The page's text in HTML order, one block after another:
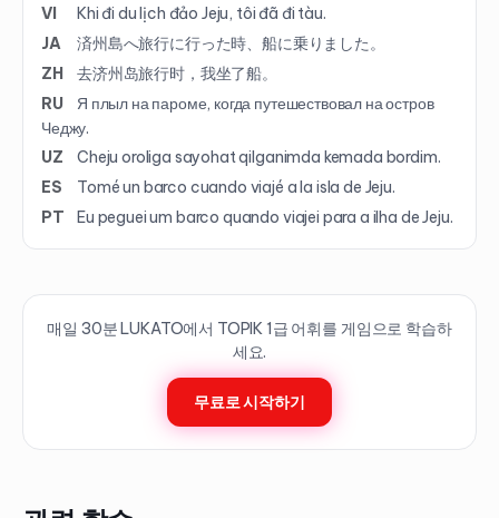
VI
Khi đi du lịch đảo Jeju, tôi đã đi tàu.
JA
済州島へ旅行に行った時、船に乗りました。
ZH
去济州岛旅行时，我坐了船。
RU
Я плыл на пароме, когда путешествовал на остров
Чеджу.
UZ
Cheju oroliga sayohat qilganimda kemada bordim.
ES
Tomé un barco cuando viajé a la isla de Jeju.
PT
Eu peguei um barco quando viajei para a ilha de Jeju.
매일 30분 LUKATO에서 TOPIK 1급 어휘를 게임으로 학습하
세요.
무료로 시작하기